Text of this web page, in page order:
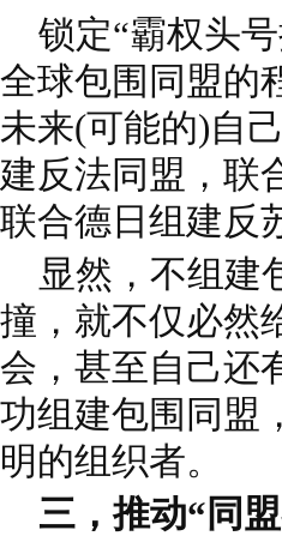
锁定“霸权头号
全球包围同盟的
未来(可能的)自
建反法同盟，联
联合德日组建反
显然，不组建
撞，就不仅必然
会，甚至自己还
功组建包围同盟
明的组织者。
三，推动“同